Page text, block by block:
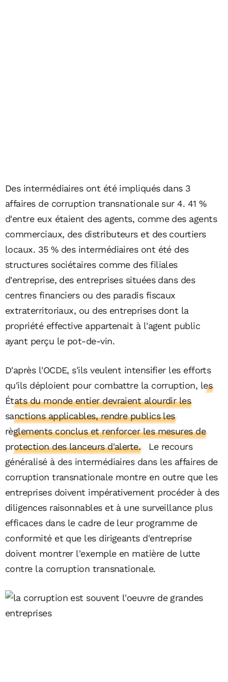
Des intermédiaires ont été impliqués dans 3
affaires de corruption transnationale sur 4. 41 %
d'entre eux étaient des agents, comme des agents
commerciaux, des distributeurs et des courtiers
locaux. 35 % des intermédiaires ont été des
structures sociétaires comme des filiales
d'entreprise, des entreprises situées dans des
centres financiers ou des paradis fiscaux
extraterritoriaux, ou des entreprises dont la
propriété effective appartenait à l'agent public
ayant perçu le pot-de-vin.
D'après l'OCDE, s'ils veulent intensifier les efforts
qu'ils déploient pour combattre la corruption, les
États du monde entier devraient alourdir les
sanctions applicables, rendre publics les
règlements conclus et renforcer les mesures de
protection des lanceurs d'alerte.
Le recours
généralisé à des intermédiaires dans les affaires de
corruption transnationale montre en outre que les
entreprises doivent impérativement procéder à des
diligences raisonnables et à une surveillance plus
efficaces dans le cadre de leur programme de
conformité et que les dirigeants d'entreprise
doivent montrer l'exemple en matière de lutte
contre la corruption transnationale.